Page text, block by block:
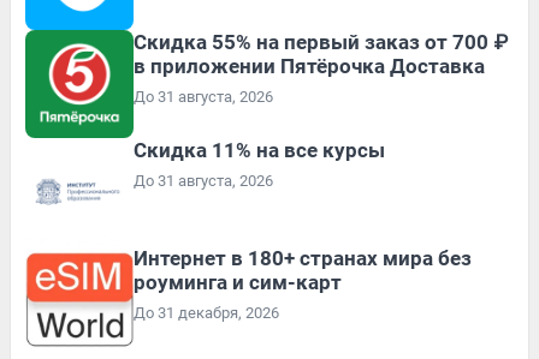
Скидка 55% на первый заказ от 700 ₽
в приложении Пятёрочка Доставка
До 31 августа, 2026
Скидка 11% на все курсы
До 31 августа, 2026
Интернет в 180+ странах мира без
роуминга и сим-карт
До 31 декабря, 2026